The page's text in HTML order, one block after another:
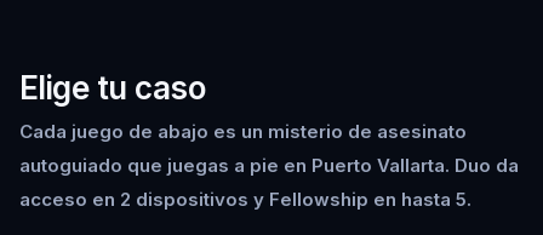
Elige tu caso
Cada juego de abajo es un misterio de asesinato
autoguiado que juegas a pie en Puerto Vallarta. Duo da
acceso en 2 dispositivos y Fellowship en hasta 5.